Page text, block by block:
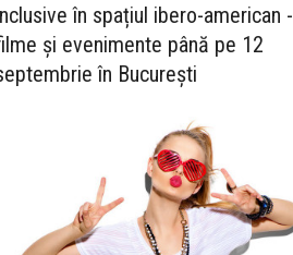
în spațiul ibero-american -
și evenimente până pe 12
în București